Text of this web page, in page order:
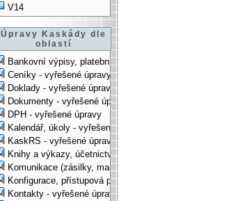
V14
Úpravy Kaskády dle
oblastí
Bankovní výpisy, platební příkazy - vyřešené úpravy
Ceníky - vyřešené úpravy
Doklady - vyřešené úpravy
Dokumenty - vyřešené úpravy
DPH - vyřešené úpravy
Kalendář, úkoly - vyřešené úpravy
KaskRS - vyřešené úpravy
Knihy a výkazy, účetnictví - vyřešené úpravy
Komunikace (zásilky, mail-systém, ...) - vyřešené úpravy
Konfigurace, přístupová práva, ... - vyřešené úpravy
Kontakty - vyřešené úpravy